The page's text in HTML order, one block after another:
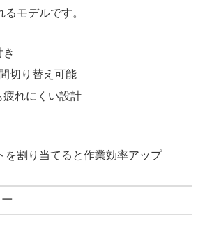
モデルです。
切り替え可能
疲れにくい設計
を割り当てると作業効率アップ